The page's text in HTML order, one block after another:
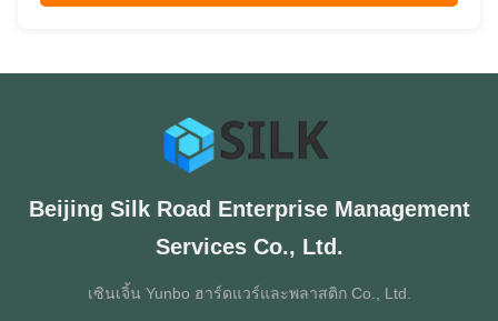
Beijing Silk Road Enterprise Management
Services Co., Ltd.
เซินเจิ้น Yunbo ฮาร์ดแวร์และพลาสติก Co., Ltd.